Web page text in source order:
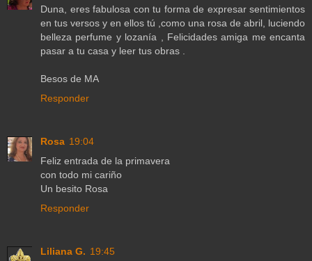
Duna, eres fabulosa con tu forma de expresar sentimientos
en tus versos y en ellos tú ,como una rosa de abril, luciendo
belleza perfume y lozanía , Felicidades amiga me encanta
pasar a tu casa y leer tus obras .
Besos de MA
Responder
Rosa 19:04
Feliz entrada de la primavera
con todo mi cariño
Un besito Rosa
Responder
Liliana G. 19:45